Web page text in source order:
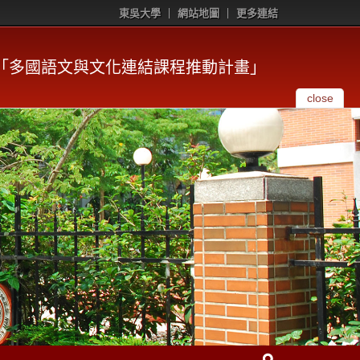
東吳大學 網站地圖 更多連結
多國語文與文化連結課程推動計畫」
close